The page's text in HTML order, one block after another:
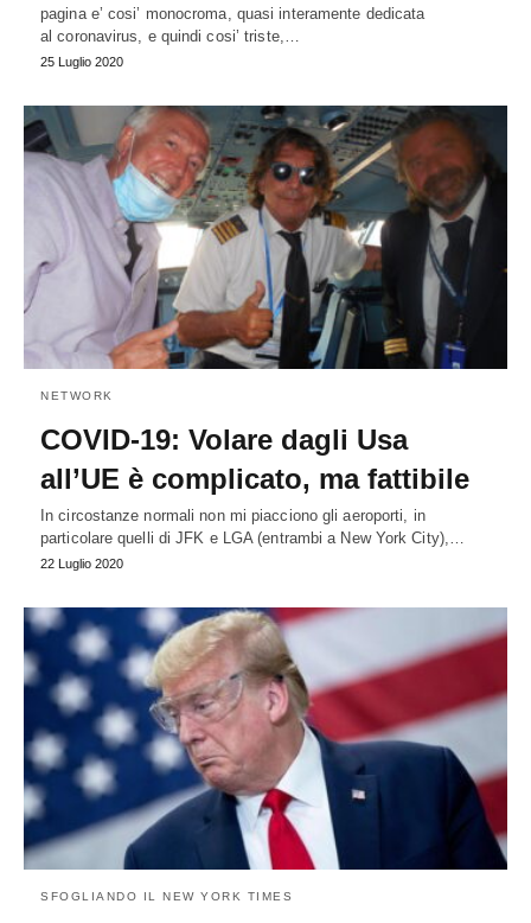
pagina e’ cosi’ monocroma, quasi interamente dedicata
al coronavirus, e quindi cosi’ triste,…
25 Luglio 2020
NETWORK
COVID-19: Volare dagli Usa
all’UE è complicato, ma fattibile
In circostanze normali non mi piacciono gli aeroporti, in
particolare quelli di JFK e LGA (entrambi a New York City),…
22 Luglio 2020
SFOGLIANDO IL NEW YORK TIMES